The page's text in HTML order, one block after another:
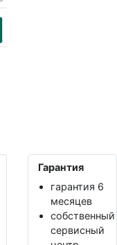
Гарантия
гарантия 6
месяцев
собственный
сервисный